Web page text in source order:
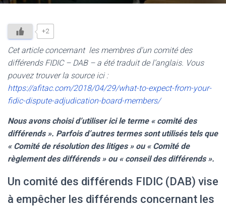
+2
Cet article concernant les membres d’un comité des
différends FIDIC – DAB – a été traduit de l’anglais. Vous
pouvez trouver la source ici :
https://afitac.com/2018/04/29/what-to-expect-from-your-
fidic-dispute-adjudication-board-members/
Nous avons choisi d’utiliser ici le terme « comité des
différends ». Parfois d’autres termes sont utilisés tels que
« Comité de résolution des litiges » ou « Comité de
règlement des différends » ou « conseil des différends ».
Un comité des différends FIDIC (DAB) vise
à empêcher les différends concernant les